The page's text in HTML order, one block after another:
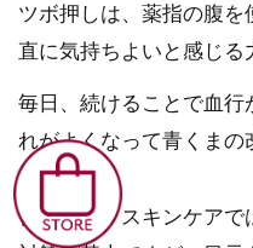
ツボ押しは、薬指の腹
直に気持ちよいと感じる
毎日、続けることで血
れがよくなって青くまの
青くまは、スキンケアで